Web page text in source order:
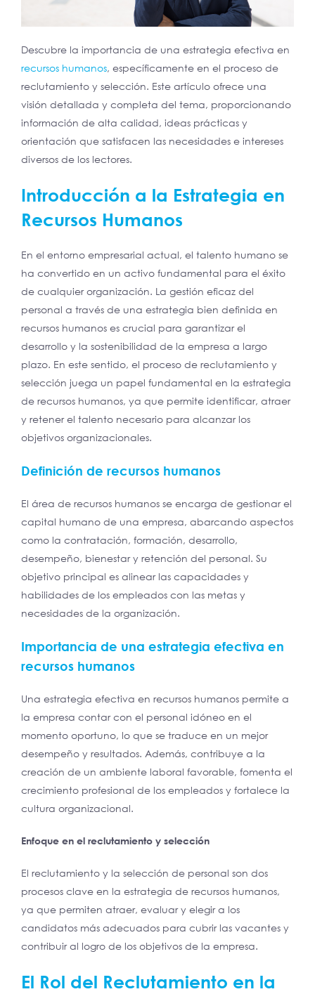
Descubre la importancia de una estrategia efectiva en
recursos humanos, específicamente en el proceso de
reclutamiento y selección. Este artículo ofrece una
visión detallada y completa del tema, proporcionando
información de alta calidad, ideas prácticas y
orientación que satisfacen las necesidades e intereses
diversos de los lectores.
Introducción a la Estrategia en
Recursos Humanos
En el entorno empresarial actual, el talento humano se
ha convertido en un activo fundamental para el éxito
de cualquier organización. La gestión eficaz del
personal a través de una estrategia bien definida en
recursos humanos es crucial para garantizar el
desarrollo y la sostenibilidad de la empresa a largo
plazo. En este sentido, el proceso de reclutamiento y
selección juega un papel fundamental en la estrategia
de recursos humanos, ya que permite identificar, atraer
y retener el talento necesario para alcanzar los
objetivos organizacionales.
Definición de recursos humanos
El área de recursos humanos se encarga de gestionar el
capital humano de una empresa, abarcando aspectos
como la contratación, formación, desarrollo,
desempeño, bienestar y retención del personal. Su
objetivo principal es alinear las capacidades y
habilidades de los empleados con las metas y
necesidades de la organización.
Importancia de una estrategia efectiva en
recursos humanos
Una estrategia efectiva en recursos humanos permite a
la empresa contar con el personal idóneo en el
momento oportuno, lo que se traduce en un mejor
desempeño y resultados. Además, contribuye a la
creación de un ambiente laboral favorable, fomenta el
crecimiento profesional de los empleados y fortalece la
cultura organizacional.
Enfoque en el reclutamiento y selección
El reclutamiento y la selección de personal son dos
procesos clave en la estrategia de recursos humanos,
ya que permiten atraer, evaluar y elegir a los
candidatos más adecuados para cubrir las vacantes y
contribuir al logro de los objetivos de la empresa.
El Rol del Reclutamiento en la